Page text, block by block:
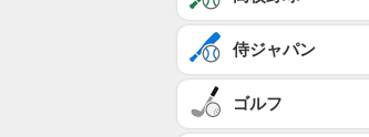
侍ジャパン
ゴルフ